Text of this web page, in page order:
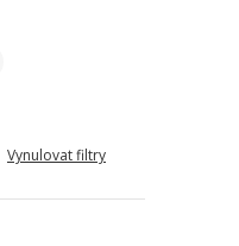
Vynulovat filtry